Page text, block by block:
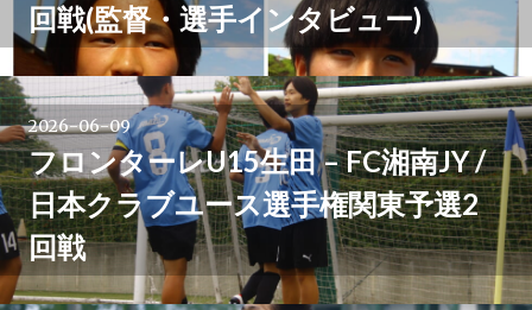
回戦(監督・選手インタビュー)
2026-06-09
フロンターレU15生田 – FC湘南JY /
日本クラブユース選手権関東予選2
回戦